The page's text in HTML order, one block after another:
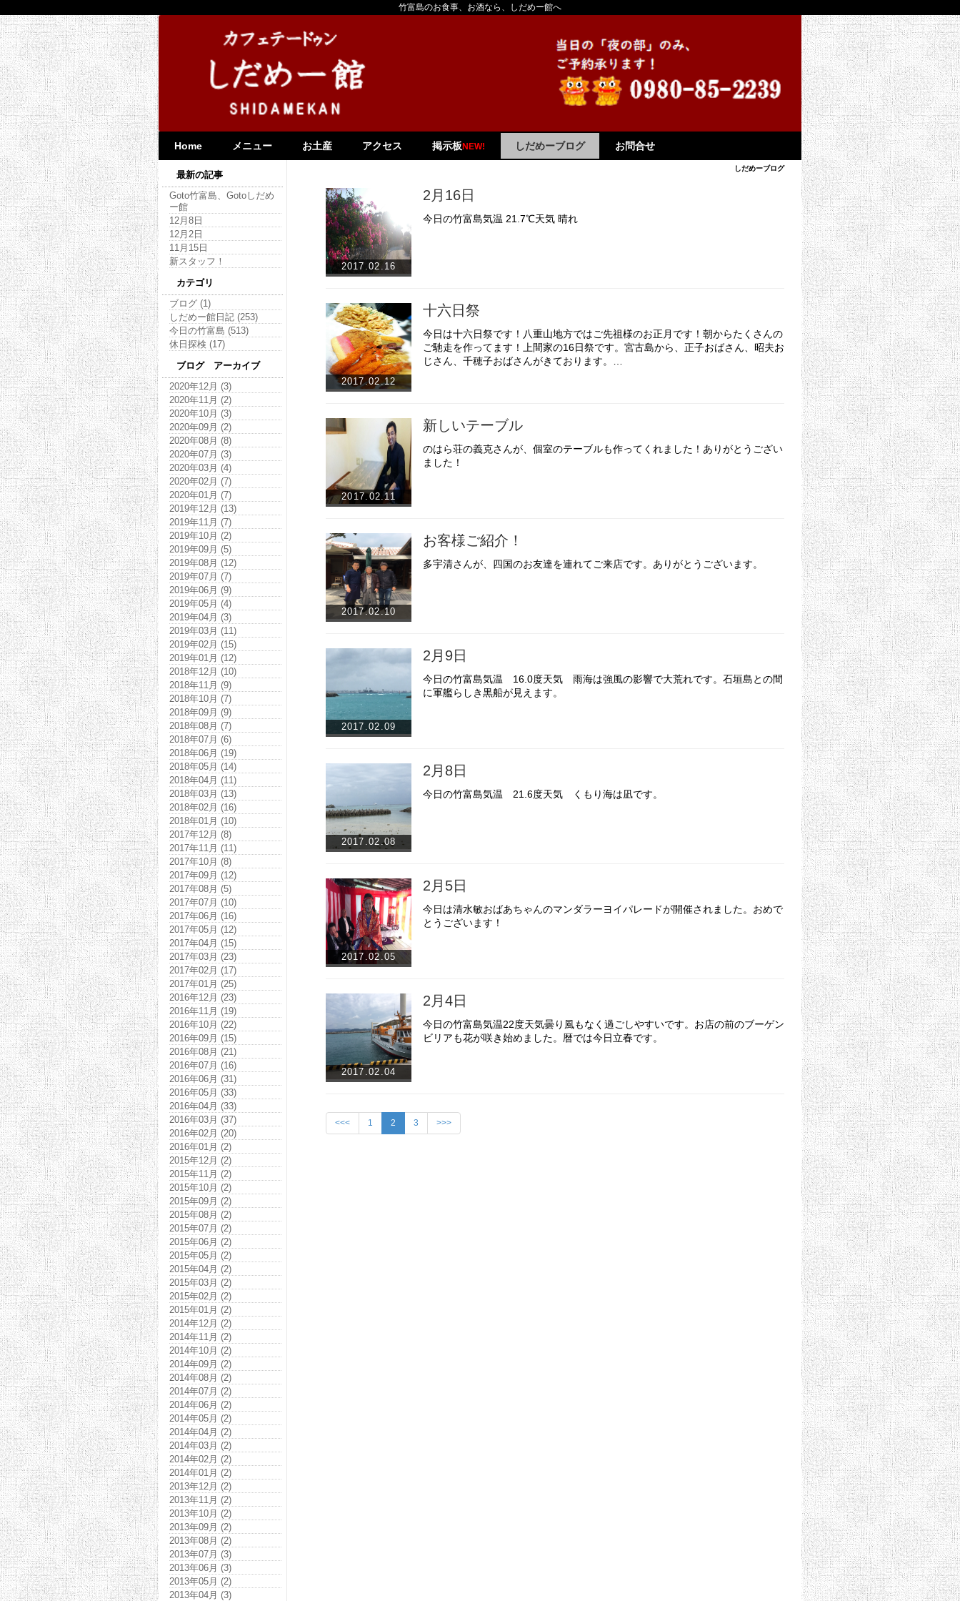
竹富島のお食事、お酒なら、しだめー館へ
Home メニュー お土産 アクセス 掲示板NEW! しだめーブログ お問合せ
しだめーブログ
2017.02.16
2月16日
今日の竹富島気温 21.7℃天気 晴れ
2017.02.12
十六日祭
今日は十六日祭です！八重山地方ではご先祖様のお正月です！朝からたくさんの
ご馳走を作ってます！上間家の16日祭です。宮古島から、正子おばさん、昭夫お
じさん、千穂子おばさんがきております。…
2017.02.11
新しいテーブル
のはら荘の義克さんが、個室のテーブルも作ってくれました！ありがとうござい
ました！
2017.02.10
お客様ご紹介！
多宇清さんが、四国のお友達を連れてご来店です。ありがとうございます。
2017.02.09
2月9日
今日の竹富島気温 16.0度天気 雨海は強風の影響で大荒れです。石垣島との間
に軍艦らしき黒船が見えます。
2017.02.08
2月8日
今日の竹富島気温 21.6度天気 くもり海は凪です。
2017.02.05
2月5日
今日は清水敏おばあちゃんのマンダラーヨイパレードが開催されました。おめで
とうございます！
2017.02.04
2月4日
今日の竹富島気温22度天気曇り風もなく過ごしやすいです。お店の前のブーゲン
ビリアも花が咲き始めました。暦では今日立春です。
<<< 1 2 3 >>>
最新の記事
Goto竹富島、Gotoしだめ
ー館
12月8日
12月2日
11月15日
新スタッフ！
カテゴリ
ブログ (1)
しだめー館日記 (253)
今日の竹富島 (513)
休日探検 (17)
ブログ アーカイブ
2020年12月 (3)
2020年11月 (2)
2020年10月 (3)
2020年09月 (2)
2020年08月 (8)
2020年07月 (3)
2020年03月 (4)
2020年02月 (7)
2020年01月 (7)
2019年12月 (13)
2019年11月 (7)
2019年10月 (2)
2019年09月 (5)
2019年08月 (12)
2019年07月 (7)
2019年06月 (9)
2019年05月 (4)
2019年04月 (3)
2019年03月 (11)
2019年02月 (15)
2019年01月 (12)
2018年12月 (10)
2018年11月 (9)
2018年10月 (7)
2018年09月 (9)
2018年08月 (7)
2018年07月 (6)
2018年06月 (19)
2018年05月 (14)
2018年04月 (11)
2018年03月 (13)
2018年02月 (16)
2018年01月 (10)
2017年12月 (8)
2017年11月 (11)
2017年10月 (8)
2017年09月 (12)
2017年08月 (5)
2017年07月 (10)
2017年06月 (16)
2017年05月 (12)
2017年04月 (15)
2017年03月 (23)
2017年02月 (17)
2017年01月 (25)
2016年12月 (23)
2016年11月 (19)
2016年10月 (22)
2016年09月 (15)
2016年08月 (21)
2016年07月 (16)
2016年06月 (31)
2016年05月 (33)
2016年04月 (33)
2016年03月 (37)
2016年02月 (20)
2016年01月 (2)
2015年12月 (2)
2015年11月 (2)
2015年10月 (2)
2015年09月 (2)
2015年08月 (2)
2015年07月 (2)
2015年06月 (2)
2015年05月 (2)
2015年04月 (2)
2015年03月 (2)
2015年02月 (2)
2015年01月 (2)
2014年12月 (2)
2014年11月 (2)
2014年10月 (2)
2014年09月 (2)
2014年08月 (2)
2014年07月 (2)
2014年06月 (2)
2014年05月 (2)
2014年04月 (2)
2014年03月 (2)
2014年02月 (2)
2014年01月 (2)
2013年12月 (2)
2013年11月 (2)
2013年10月 (2)
2013年09月 (2)
2013年08月 (2)
2013年07月 (3)
2013年06月 (3)
2013年05月 (2)
2013年04月 (3)